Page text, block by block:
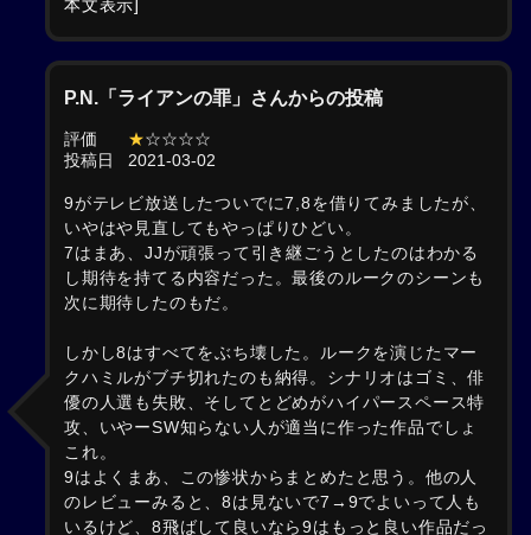
本文表示]
P.N.「ライアンの罪」さんからの投稿
評価 ★☆☆☆☆
投稿日
2021-03-02
9がテレビ放送したついでに7,8を借りてみましたが、
いやはや見直してもやっぱりひどい。
7はまあ、JJが頑張って引き継ごうとしたのはわかる
し期待を持てる内容だった。最後のルークのシーンも
次に期待したのもだ。
しかし8はすべてをぶち壊した。ルークを演じたマー
クハミルがブチ切れたのも納得。シナリオはゴミ、俳
優の人選も失敗、そしてとどめがハイパースペース特
攻、いやーSW知らない人が適当に作った作品でしょ
これ。
9はよくまあ、この惨状からまとめたと思う。他の人
のレビューみると、8は見ないで7→9でよいって人も
いるけど、8飛ばして良いなら9はもっと良い作品だっ